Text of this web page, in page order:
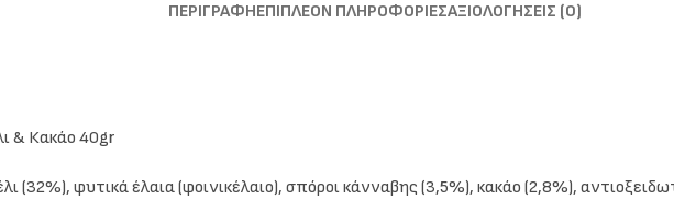
ΠΕΡΙΓΡΑΦΉΕΠΙΠΛΈΟΝ ΠΛΗΡΟΦΟΡΊΕΣΑΞΙΟΛΟΓΉΣΕΙΣ (0)
& Κακάο 40gr
(32%), φυτικά έλαια (φοινικέλαιο), σπόροι κάνναβης (3,5%), κακάο (2,8%),